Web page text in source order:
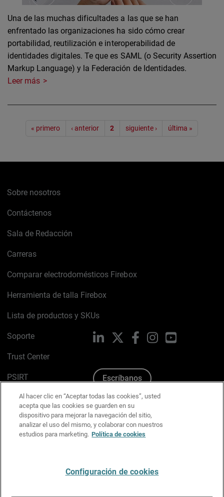
Una de las muchas dificultades a las que se han
enfrentado las organizaciones ha sido cómo crear
portabilidad, reutilización e interoperabilidad de
identidades digitales. Te que es SAML (o Security Assertion
Markup Language) y la Federación de Identidades.
Leer más
Paginación
« primero ‹ anterior 2 siguiente › última »
Sobre nosotros
Contáctenos
Sala de Redacción
Carreras
Comparar electrodomésticos Firebox
Herramienta de talla Firebox
Lista de productos y SKUs
Soporte
Trust Center
PSIRT
Política de cookies
Política de privacidad
Kit de medios y marca
LinkedIn FacebookInstagram
Escríbanos
Al hacer clic en “Aceptar todas las cookies”, usted
acepta que las cookies se guarden en su
dispositivo para mejorar la navegación del sitio,
analizar el uso del mismo, y colaborar con nuestros
estudios para marketing. Política de cookies
Configuración de cookies